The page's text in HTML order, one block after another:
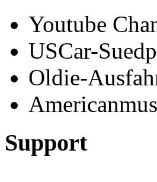
Youtube
USCar-
Oldie-
Support